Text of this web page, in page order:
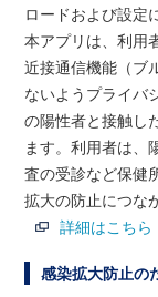
ロードおよび設定
本アプリは、利用
近接通信機能（ブ
ないようプライバ
の陽性者と接触し
ます。利用者は、
査の受診など保健
拡大の防止につな
詳細はこちら
感染拡大防止の